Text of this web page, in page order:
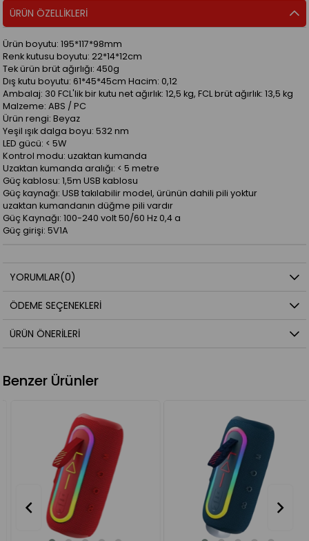
ÜRÜN ÖZELLIKLERI
Ürün boyutu: 195*117*98mm
Renk kutusu boyutu: 22*14*12cm
Tek ürün brüt ağırlığı: 450g
Dış kutu boyutu: 61*45*45cm Hacim: 0,12
Ambalaj: 30 FCL'lik bir kutu net ağırlık: 12,5 kg, FCL brüt ağırlık: 13,5 kg
Malzeme: ABS / PC
Ürün rengi: Beyaz
Yeşil ışık dalga boyu: 532 nm
LED gücü: < 5W
Kontrol modu: uzaktan kumanda
Uzaktan kumanda aralığı: < 5 metre
Güç kablosu: 1,5m USB kablosu
Güç kaynağı: USB takılabilir model, ürünün dahili pili yoktur
uzaktan kumandanın düğme pili vardır
Güç Kaynağı: 100-240 volt 50/60 Hz 0,4 a
Güç girişi: 5V1A
YORUMLAR(0)
ÖDEME SEÇENEKLERI
ÜRÜN ÖNERILERI
Benzer Ürünler